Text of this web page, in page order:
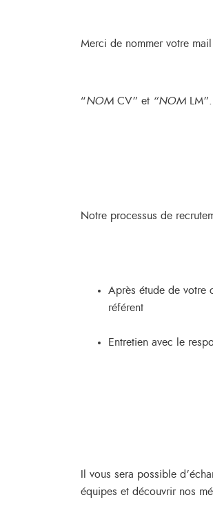
Merci de nommer votre mail
“NOM CV” et “NOM LM”.
Notre processus de
Après étude de votre
référent
Entretien avec le
Il vous sera possible
équipes et découvrir nos